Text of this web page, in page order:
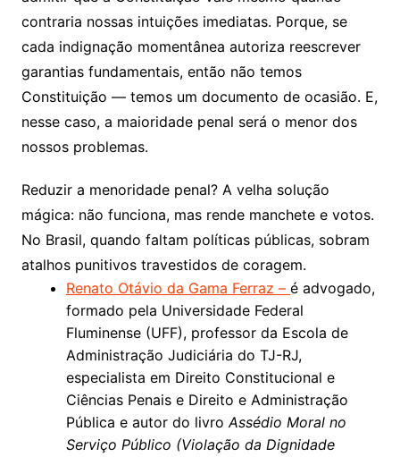
contraria nossas intuições imediatas. Porque, se
cada indignação momentânea autoriza reescrever
garantias fundamentais, então não temos
Constituição — temos um documento de ocasião. E,
nesse caso, a maioridade penal será o menor dos
nossos problemas.
Reduzir a menoridade penal? A velha solução
mágica: não funciona, mas rende manchete e votos.
No Brasil, quando faltam políticas públicas, sobram
atalhos punitivos travestidos de coragem.
Renato Otávio da Gama Ferraz – é advogado,
formado pela Universidade Federal
Fluminense (UFF), professor da Escola de
Administração Judiciária do TJ-RJ,
especialista em Direito Constitucional e
Ciências Penais e Direito e Administração
Pública e autor do livro Assédio Moral no
Serviço Público (Violação da Dignidade